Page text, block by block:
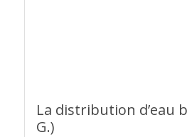
La distribution d’eau
G.)